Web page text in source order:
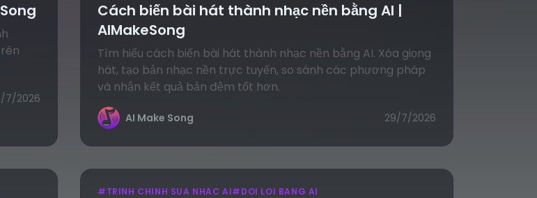
7/2026
Cách biến bài hát thành nhạc nền bằng AI |
AIMakeSong
Tìm hiểu cách biến bài hát thành nhạc nền bằng AI. Xóa giọng
hát, tạo bản nhạc nền trực tuyến, so sánh các phương pháp
và nhận kết quả bản đệm tốt hơn.
AI Make Song 29/7/2026
#TRINH CHINH SUA NHAC AI#DOI LOI BANG AI